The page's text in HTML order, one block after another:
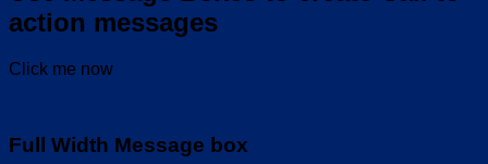
action messages
Click me now
Full Width Message box